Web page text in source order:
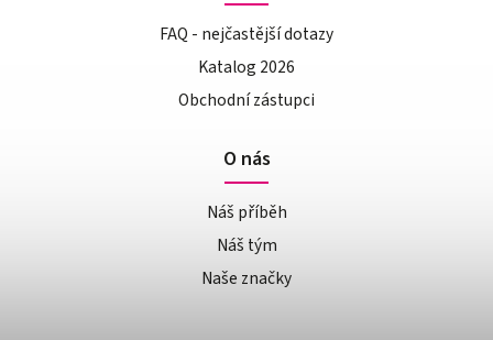
FAQ - nejčastější dotazy
Katalog 2026
Obchodní zástupci
O nás
Náš příběh
Náš tým
Naše značky